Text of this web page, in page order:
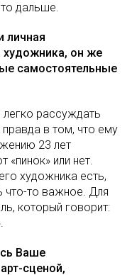
дальше.
личная
художника, он же
самостоятельные
рассуждать
в том, что ему
23 лет
«пинок» или нет.
художника есть,
что-то важное. Для
который говорит:
Ваше
сценой,